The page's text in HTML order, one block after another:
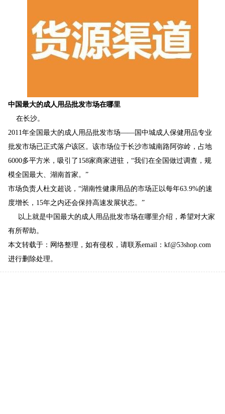
中国最大的成人用品批发市场在哪里
在长沙。
2011年全国最大的成人用品批发市场——国中城成人保健用品专业
批发市场已正式落户该区。该市场位于长沙市城南路阿弥岭，占地
6000多平方米，吸引了158家商家进驻，“我们在全国做过调查，规
模全国最大、湖南首家。”
市场负责人杜文超说，“湖南性健康用品的市场正以每年63.9%的速
度增长，15年之内还会保持高速发展状态。”
以上就是中国最大的成人用品批发市场在哪里介绍，希望对大家
有所帮助。
本文转载于：网络整理，如有侵权，请联系email：kf@53shop.com
进行删除处理。